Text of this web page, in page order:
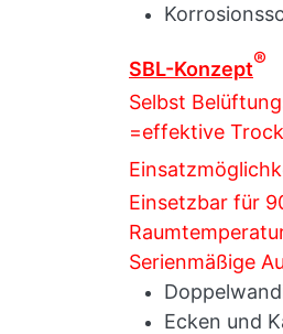
SBL-Konzept®
Selbst
=effektive
Einsetzbar für
Serienmäßige
Ecken und